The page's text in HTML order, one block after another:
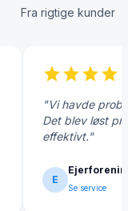
Fra rigtige kunder
starstarstarstar
"Vi havde
Det blev løst
effektivt."
E
Se service